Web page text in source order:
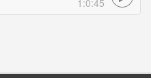
1:0:45